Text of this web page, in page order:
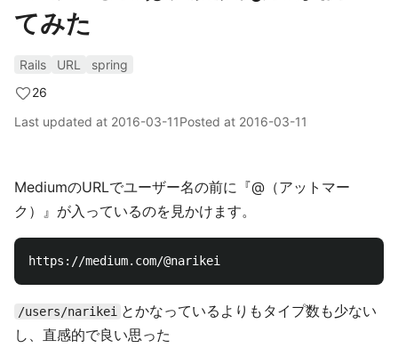
てみた
Rails URL
spring
26
Last updated at 2016-03-11Posted at 2016-03-11
MediumのURLでユーザー名の前に『@（アットマー
ク）』が入っているのを見かけます。
/users/narikei とかなっているよりもタイプ数も少ない
し、直感的で良い思った